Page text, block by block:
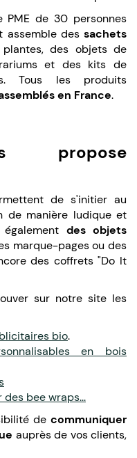
PME de 30 personnes
assemble des sachets
des objets de
et des kits de
Tous les produits
en France.
propose
de s'initier au
de manière ludique et
des objets
marque-pages ou des
des coffrets "Do It
sur notre site les
bio.
en bois
bee wraps...
de communiquer
auprès de vos clients,